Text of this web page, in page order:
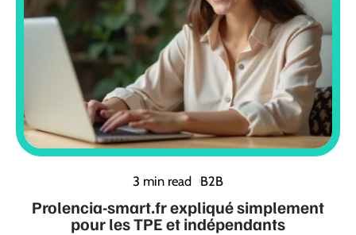
3 min read B2B
Prolencia-smart.fr expliqué simplement
pour les TPE et indépendants